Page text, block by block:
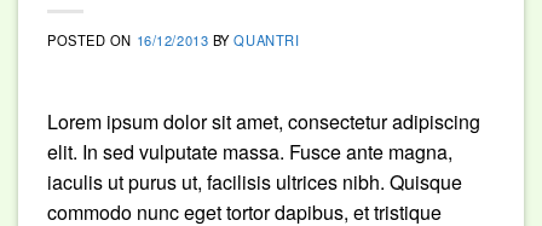
POSTED ON 16/12/2013 BYQUANTRI
Lorem ipsum dolor sit amet, consectetur adipiscing
elit. In sed vulputate massa. Fusce ante magna,
iaculis ut purus ut, facilisis ultrices nibh. Quisque
commodo nunc eget tortor dapibus, et tristique